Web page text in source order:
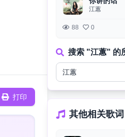
打印
江蕙
88 0
搜索 "江蕙" 的
其他相关歌词